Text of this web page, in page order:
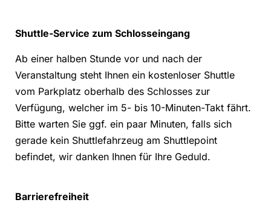
Shuttle-Service zum Schlosseingang
Ab einer halben Stunde vor und nach der
Veranstaltung steht Ihnen ein kostenloser Shuttle
vom Parkplatz oberhalb des Schlosses zur
Verfügung, welcher im 5- bis 10-Minuten-Takt fährt.
Bitte warten Sie ggf. ein paar Minuten, falls sich
gerade kein Shuttlefahrzeug am Shuttlepoint
befindet, wir danken Ihnen für Ihre Geduld.
Barrierefreiheit